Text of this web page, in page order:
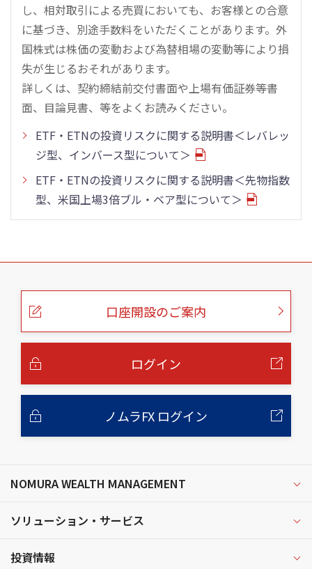
し、相対取引による売買においても、お客様との合意
に基づき、別途手数料をいただくことがあります。外
国株式は株価の変動および為替相場の変動等により損
失が生じるおそれがあります。
詳しくは、契約締結前交付書面や上場有価証券等書
面、目論見書、等をよくお読みください。
ETF・ETNの投資リスクに関する説明書＜レバレッ
ジ型、インバース型について＞
ETF・ETNの投資リスクに関する説明書＜先物指数
型、米国上場3倍ブル・ベア型について＞
こ
口座開設のご案内
ログイン
ノムラFX ログイン
NOMURA WEALTH MANAGEMENT
ソリューション・サービス
投資情報